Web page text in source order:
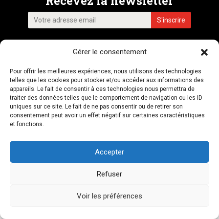
Gérer le consentement
Pour offrir les meilleures expériences, nous utilisons des technologies
telles que les cookies pour stocker et/ou accéder aux informations des
appareils. Le fait de consentir à ces technologies nous permettra de
traiter des données telles que le comportement de navigation ou les ID
uniques sur ce site. Le fait de ne pas consentir ou de retirer son
consentement peut avoir un effet négatif sur certaines caractéristiques
et fonctions.
Accepter
Refuser
Voir les préférences
LIENS AMIS MENTIONS LÉGALES CRÉDITS PLAN DU SITE
© Mouvements 2026